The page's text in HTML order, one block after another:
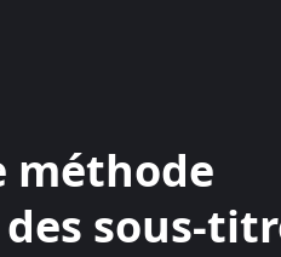
méthode
sous-